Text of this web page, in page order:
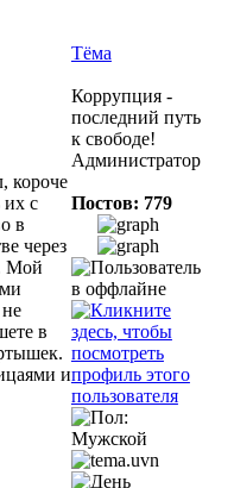
короче
их с
в
через
Мой
в
и
Тёма
Коррупция -
последний путь
к свободе!
Администратор
Постов: 779